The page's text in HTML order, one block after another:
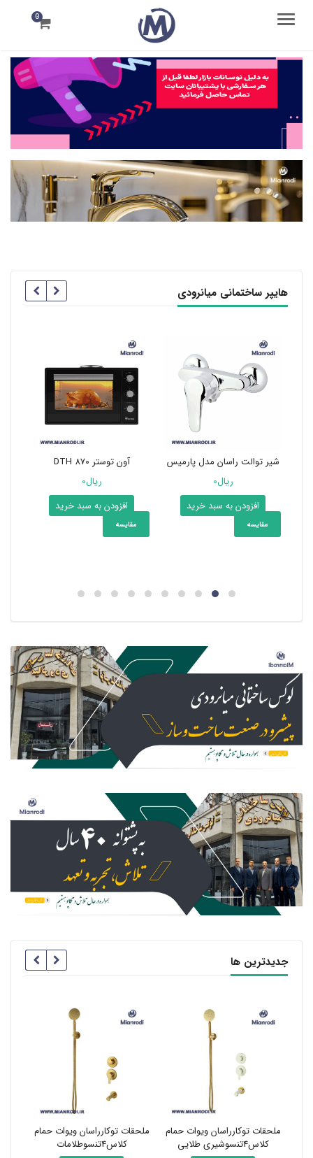
منو 0
هایپر ساختمانی میانرودی
شیر توالت راسان مدل پارمیس
ریال0
افزودن به سبد خرید
مقایسه
آون توستر DTH 870
ریال0
افزودن به سبد خرید
مقایسه
جدیدترین ها
ملحقات توکارراسان ویوات حمام
کلاس4تنسوشیری طلایی
ملحقات توکارراسان ویوات حمام
کلاس4تنسوطلامات